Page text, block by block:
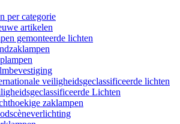
per categorie
artikelen
gemonteerde lichten
veiligheidsgeclassificeerde lichten
Lichten
zaklampen